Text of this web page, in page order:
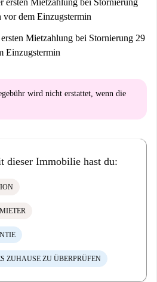
ersten Mietzahlung bei Stornierung
vor dem Einzugstermin
Mietzahlung bei Stornierung 29
Einzugstermin
wird nicht erstattet, wenn die
dieser Immobilie hast du:
ZUHAUSE ZU ÜBERPRÜFEN